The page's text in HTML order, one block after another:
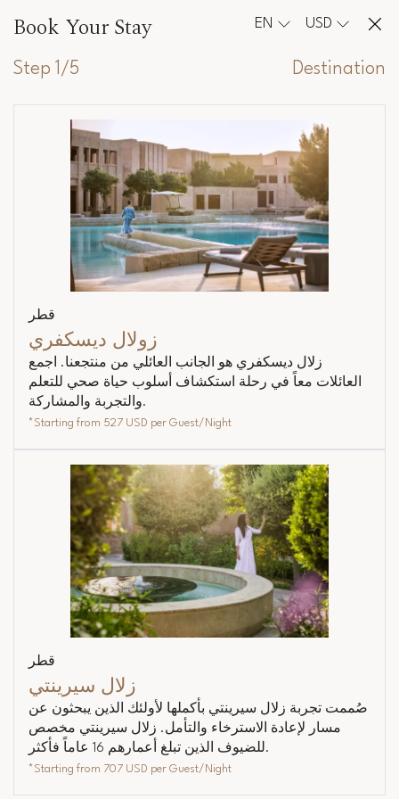
Book Your Stay EN USD
Step 1/5 Destination
قطر
زولال ديسكفري
زلال ديسكفري هو الجانب العائلي من منتجعنا. اجمع
العائلات معاً في رحلة استكشاف أسلوب حياة صحي للتعلم
والتجربة والمشاركة.
*Starting from 527 USD per Guest/Night
قطر
زلال سيرينتي
صُممت تجربة زلال سيرينتي بأكملها لأولئك الذين يبحثون عن
مسار لإعادة الاسترخاء والتأمل. زلال سيرينتي مخصص
للضيوف الذين تبلغ أعمارهم 16 عاماً فأكثر.
*Starting from 707 USD per Guest/Night